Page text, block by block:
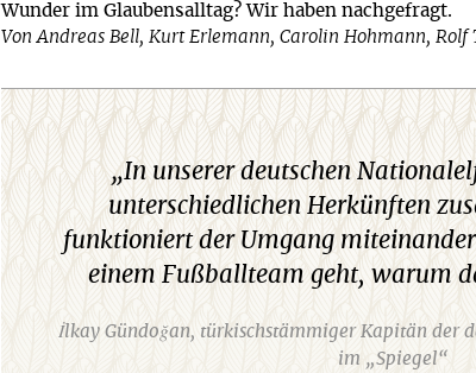
Wunder im Glaubensalltag? Wir haben nachgefragt.
Von Andreas Bell, Kurt Erlemann, Carolin Hohmann, Rolf
„In unserer deutschen
unterschiedlichen Herkünften
funktioniert der Umgang
einem Fußballteam geht, warum
İlkay Gündoğan, türkischstämmiger Kapitän der
im „Spiegel“